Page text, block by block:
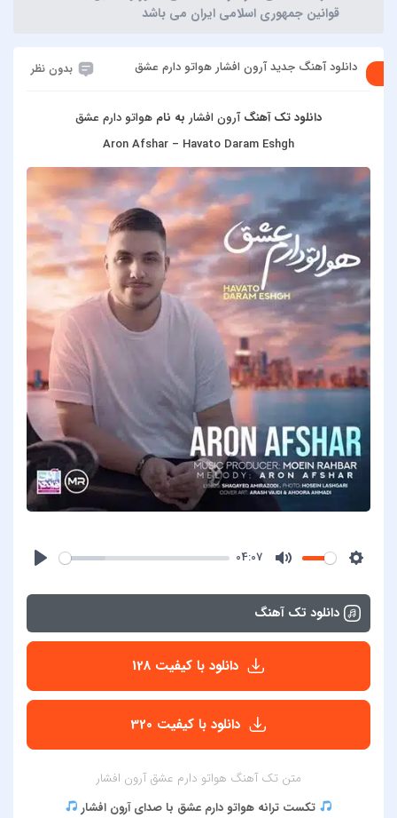
قوانین جمهوری اسلامی ایران می باشد
دانلود آهنگ جدید آرون افشار هواتو دارم عشق بدون نظر
دانلود تک آهنگآرون افشاربه نامهواتو دارم عشق
Aron Afshar – Havato Daram Eshgh
04:07
دانلود تک آهنگ
دانلود با کیفیت 128
دانلود با کیفیت 320
متن تک آهنگ هواتو دارم عشق آرون افشار
تکست ترانه هواتو دارم عشق با صدای آرون افشار